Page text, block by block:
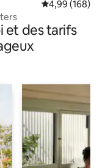
Évaluation
4,99 (168)
et des tarifs